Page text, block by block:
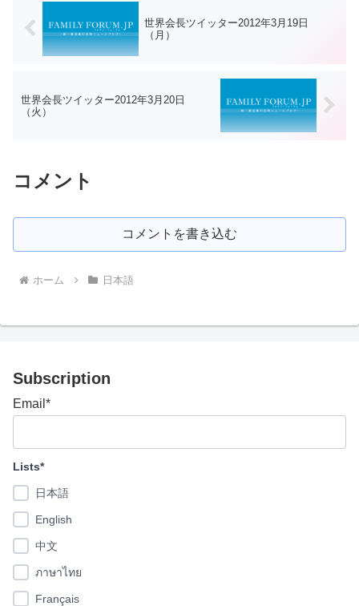
世界会長ツイッター2012年3月19日
（月）
世界会長ツイッター2012年3月20日
（火）
コメント
コメントを書き込む
ホーム 日本語
Subscription
Email*
Lists*
日本語
English
中文
ภาษาไทย
Français